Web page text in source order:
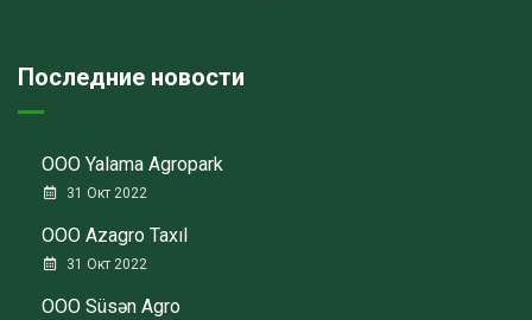
Последние новости
ООО Yalama Agropark
31 Окт 2022
ООО Azagro Taxıl
31 Окт 2022
ООО Süsən Agro